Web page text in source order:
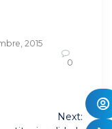
2015
0
Next: